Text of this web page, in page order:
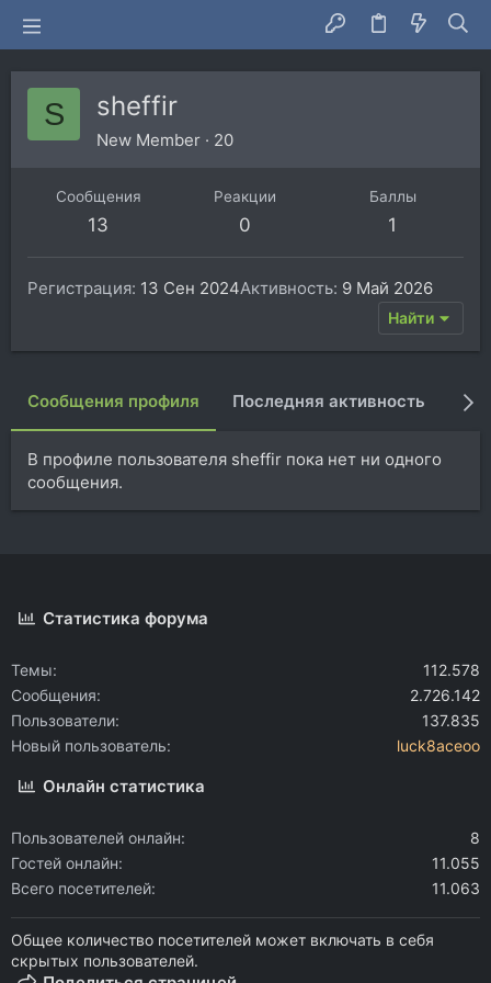
S sheffir
New Member · 20
Сообщения
13
Реакции
0
Баллы
1
Регистрация 13 Сен 2024Активность 9 Май 2026
Найти
Сообщения профиля Последняя активность
В профиле пользователя sheffir пока нет ни одного
сообщения.
Статистика форума
Темы
112.578
Сообщения
2.726.142
Пользователи
137.835
Новый пользователь
luck8aceoo
Онлайн статистика
Пользователей онлайн
8
Гостей онлайн
11.055
Всего посетителей
11.063
Общее количество посетителей может включать в себя
скрытых пользователей.